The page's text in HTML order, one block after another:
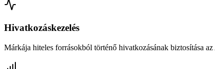
Hivatkozáskezelés
Márkája hiteles forrásokból történő hivatkozásának biztosítása